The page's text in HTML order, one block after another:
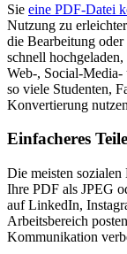
Sie eine PDF-Datei
Nutzung zu
die Bearbeitung
schnell
Web-, Social-
so viele Studenten,
Konvertierung
Einfacheres
Die meisten
Ihre PDF als JPEG
auf LinkedIn,
Arbeitsbereich
Kommunikation